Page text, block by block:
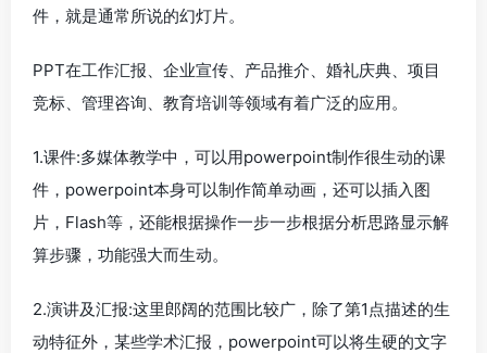
件，就是通常所说的幻灯片。
PPT在工作汇报、企业宣传、产品推介、婚礼庆典、项目
竞标、管理咨询、教育培训等领域有着广泛的应用。
1.课件:多媒体教学中，可以用powerpoint制作很生动的课
件，powerpoint本身可以制作简单动画，还可以插入图
片，Flash等，还能根据操作一步一步根据分析思路显示解
算步骤，功能强大而生动。
2.演讲及汇报:这里郎阔的范围比较广，除了第1点描述的生
动特征外，某些学术汇报，powerpoint可以将生硬的文字